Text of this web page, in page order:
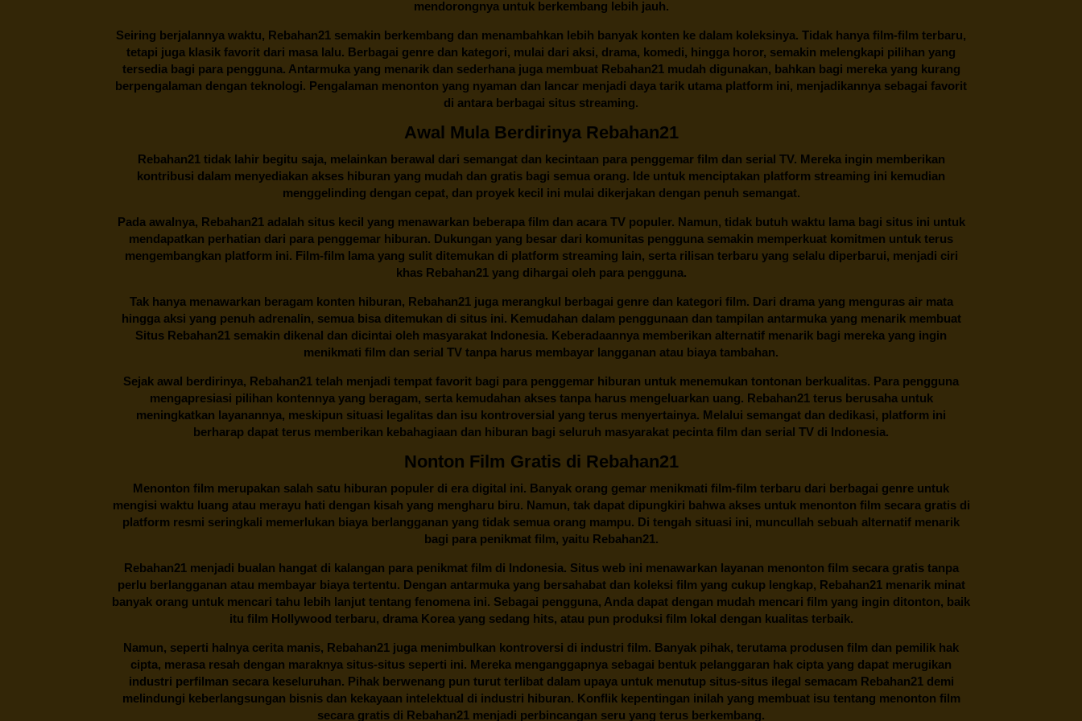
mendorongnya untuk berkembang lebih jauh.
Seiring berjalannya waktu, Rebahan21 semakin berkembang dan menambahkan lebih banyak konten ke dalam koleksinya. Tidak hanya film-film terbaru,
tetapi juga klasik favorit dari masa lalu. Berbagai genre dan kategori, mulai dari aksi, drama, komedi, hingga horor, semakin melengkapi pilihan yang
tersedia bagi para pengguna. Antarmuka yang menarik dan sederhana juga membuatRebahan21mudah digunakan, bahkan bagi mereka yang kurang
berpengalaman dengan teknologi. Pengalaman menonton yang nyaman dan lancar menjadi daya tarik utama platform ini, menjadikannya sebagai favorit
di antara berbagai situs streaming.
Awal Mula Berdirinya Rebahan21
Rebahan21tidak lahir begitu saja, melainkan berawal dari semangat dan kecintaan para penggemar film dan serial TV. Mereka ingin memberikan
kontribusi dalam menyediakan akses hiburan yang mudah dan gratis bagi semua orang. Ide untuk menciptakan platform streaming ini kemudian
menggelinding dengan cepat, dan proyek kecil ini mulai dikerjakan dengan penuh semangat.
Pada awalnya, Rebahan21adalah situs kecil yang menawarkan beberapa film dan acara TV populer. Namun, tidak butuh waktu lama bagi situs ini untuk
mendapatkan perhatian dari para penggemar hiburan. Dukungan yang besar dari komunitas pengguna semakin memperkuat komitmen untuk terus
mengembangkan platform ini. Film-film lama yang sulit ditemukan di platform streaming lain, serta rilisan terbaru yang selalu diperbarui, menjadi ciri
khas Rebahan21yang dihargai oleh para pengguna.
Tak hanya menawarkan beragam konten hiburan, Rebahan21 juga merangkul berbagai genre dan kategori film. Dari drama yang menguras air mata
hingga aksi yang penuh adrenalin, semua bisa ditemukan di situs ini. Kemudahan dalam penggunaan dan tampilan antarmuka yang menarik membuat
Situs Rebahan21 semakin dikenal dan dicintai oleh masyarakat Indonesia. Keberadaannya memberikan alternatif menarik bagi mereka yang ingin
menikmati film dan serial TV tanpa harus membayar langganan atau biaya tambahan.
Sejak awal berdirinya, Rebahan21 telah menjadi tempat favorit bagi para penggemar hiburan untuk menemukan tontonan berkualitas. Para pengguna
mengapresiasi pilihan kontennya yang beragam, serta kemudahan akses tanpa harus mengeluarkan uang. Rebahan21terus berusaha untuk
meningkatkan layanannya, meskipun situasi legalitas dan isu kontroversial yang terus menyertainya. Melalui semangat dan dedikasi, platform ini
berharap dapat terus memberikan kebahagiaan dan hiburan bagi seluruh masyarakat pecinta film dan serial TV di Indonesia.
Nonton Film Gratis di Rebahan21
Menonton film merupakan salah satu hiburan populer di era digital ini. Banyak orang gemar menikmati film-film terbaru dari berbagai genre untuk
mengisi waktu luang atau merayu hati dengan kisah yang mengharu biru. Namun, tak dapat dipungkiri bahwa akses untuk menonton film secara gratis di
platform resmi seringkali memerlukan biaya berlangganan yang tidak semua orang mampu. Di tengah situasi ini, muncullah sebuah alternatif menarik
bagi para penikmat film, yaitu Rebahan21.
Rebahan21menjadi bualan hangat di kalangan para penikmat film di Indonesia. Situs web ini menawarkan layanan menonton film secara gratis tanpa
perlu berlangganan atau membayar biaya tertentu. Dengan antarmuka yang bersahabat dan koleksi film yang cukup lengkap, Rebahan21menarik minat
banyak orang untuk mencari tahu lebih lanjut tentang fenomena ini. Sebagai pengguna, Anda dapat dengan mudah mencari film yang ingin ditonton, baik
itu film Hollywood terbaru, drama Korea yang sedang hits, atau pun produksi film lokal dengan kualitas terbaik.
Namun, seperti halnya cerita manis, Rebahan21 juga menimbulkan kontroversi di industri film. Banyak pihak, terutama produsen film dan pemilik hak
cipta, merasa resah dengan maraknya situs-situs seperti ini. Mereka menganggapnya sebagai bentuk pelanggaran hak cipta yang dapat merugikan
industri perfilman secara keseluruhan. Pihak berwenang pun turut terlibat dalam upaya untuk menutup situs-situs ilegal semacam Rebahan21 demi
melindungi keberlangsungan bisnis dan kekayaan intelektual di industri hiburan. Konflik kepentingan inilah yang membuat isu tentang menonton film
secara gratis di Rebahan21 menjadi perbincangan seru yang terus berkembang.